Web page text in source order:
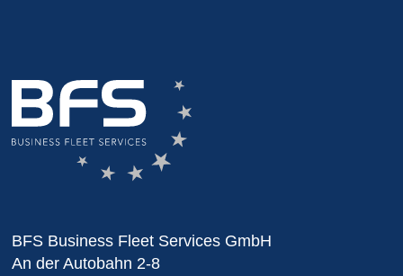
BFS Business Fleet Services GmbH
An der Autobahn 2-8